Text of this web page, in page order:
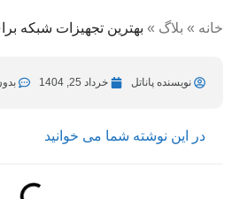
نویسنده پاناتلتیر 27, 1405 در خرداد 25, 1404 خانه » بلاگ » بهترین تجهیزات شبکه
نویسنده پاناتل خرداد 25, 1404
در این نوشته شما می خوانید